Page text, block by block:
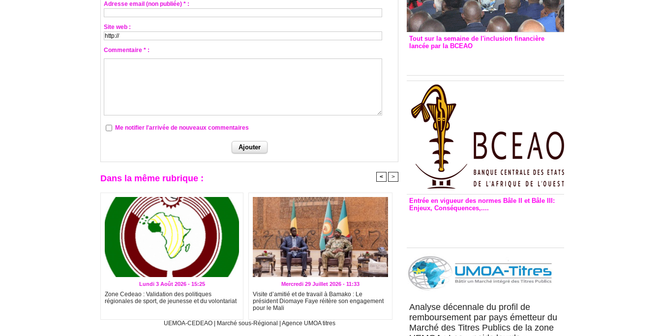
Adresse email (non publiée) * :
Site web :
Commentaire * :
Me notifier l'arrivée de nouveaux commentaires
Dans la même rubrique : < >
Lundi 3 Août 2026 - 15:25
Zone Cedeao : Validation des politiques
régionales de sport, de jeunesse et du volontariat
Mercredi 29 Juillet 2026 - 11:33
Visite d’amitié et de travail à Bamako : Le
président Diomaye Faye réitère son engagement
pour le Mali
UEMOA-CEDEAO Marché sous-Régional Agence UMOA titres
Tout sur la semaine de l'inclusion financière
lancée par la BCEAO
Entrée en vigueur des normes Bâle II et Bâle III:
Enjeux, Conséquences,....
Analyse décennale du profil de
remboursement par pays émetteur du
Marché des Titres Publics de la zone